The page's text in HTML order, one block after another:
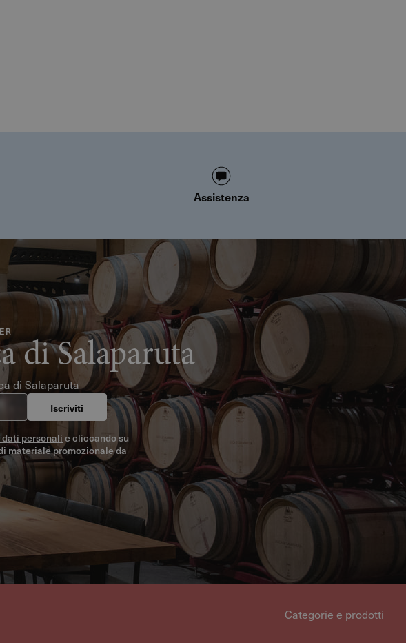
Assistenza
di Salaparuta
di Salaparuta
Iscriviti
personali e cliccando su
materiale promozionale da
Categorie e prodotti